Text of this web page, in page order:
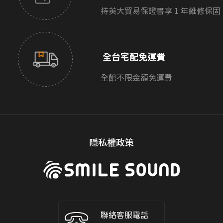
持英大貿易保證書享 1 年維修保固
全台宅配免運費
全館不限金額免運費
隱私權政策
聯絡客服電話